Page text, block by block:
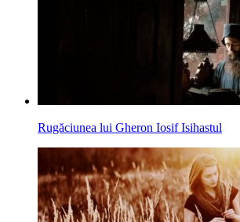
Rugăciunea lui Gheron Iosif Isihastul